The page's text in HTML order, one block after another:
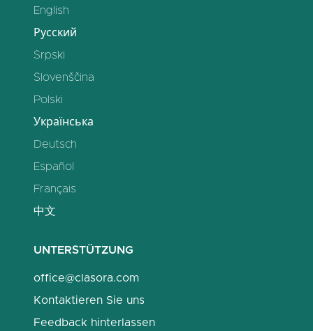
English
Русский
Srpski
Slovenščina
Polski
Українська
Deutsch
Español
Français
中文
UNTERSTÜTZUNG
office@clasora.com
Kontaktieren Sie uns
Feedback hinterlassen